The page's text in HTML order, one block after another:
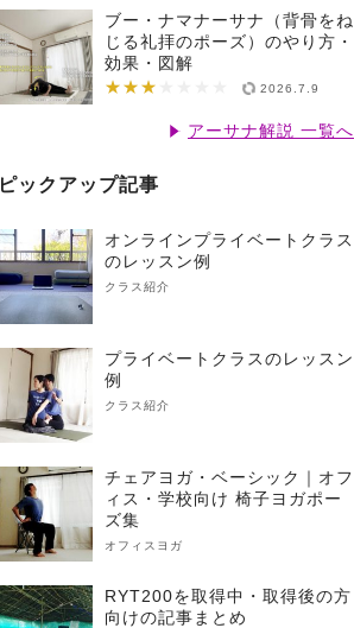
ブー・ナマナーサナ（背骨をね
じる礼拝のポーズ）のやり方・
効果・図解
★★★
★★★★★★★ 2026.7.9
アーサナ解説 一覧へ
ピックアップ記事
オンラインプライベートクラス
のレッスン例
クラス紹介
プライベートクラスのレッスン
例
クラス紹介
チェアヨガ・ベーシック｜オフ
ィス・学校向け 椅子ヨガポー
ズ集
オフィスヨガ
RYT200を取得中・取得後の方
向けの記事まとめ